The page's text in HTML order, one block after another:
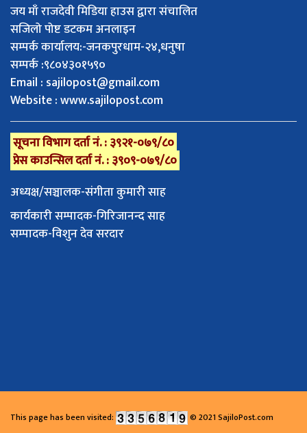
जय माँ राजदेवी मिडिया हाउस द्वारा संचालित
सजिलो पोष्ट डटकम अनलाइन
सम्पर्क कार्यालय:-जनकपुरधाम-२४,धनुषा
सम्पर्क :९८०४३०१५९०
Email : sajilopost@gmail.com
Website : www.sajilopost.com
सूचना विभाग दर्ता नं. : ३९२१-०७९/८०
प्रेस काउन्सिल दर्ता नं. : ३९०९-०७९/८०
अध्यक्ष/सञ्चालक-संगीता कुमारी साह
कार्यकारी सम्पादक-गिरिजानन्द साह
सम्पादक-विशुन देव सरदार
This page has been visited: © 2021 SajiloPost.com